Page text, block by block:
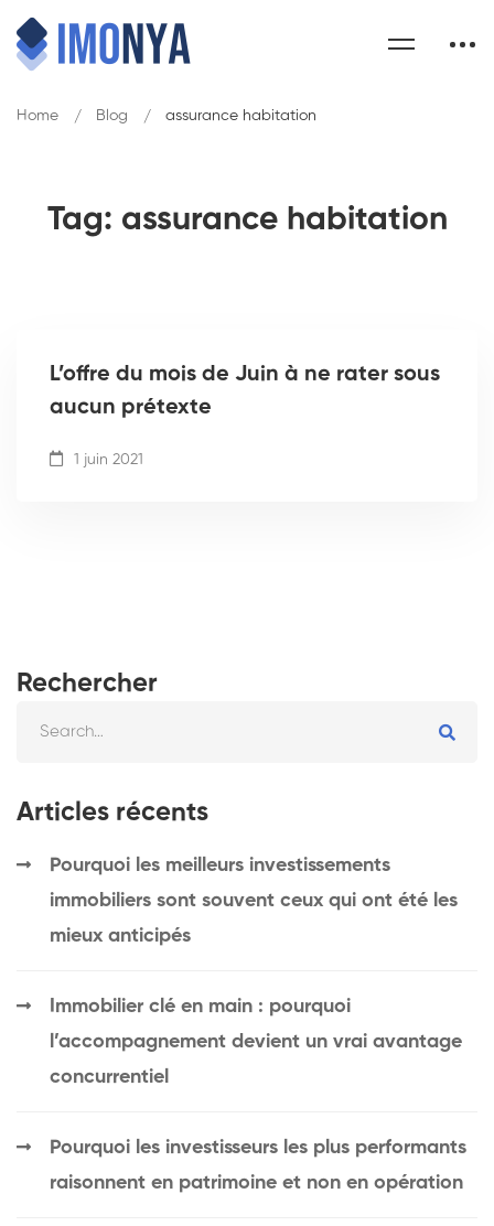
Tag: assurance habitation
Home Blog assurance habitation
L’offre du mois de Juin à ne rater sous
aucun prétexte
1 juin 2021
Rechercher
Articles récents
Pourquoi les meilleurs investissements
immobiliers sont souvent ceux qui ont été les
mieux anticipés
Immobilier clé en main : pourquoi
l’accompagnement devient un vrai avantage
concurrentiel
Pourquoi les investisseurs les plus performants
raisonnent en patrimoine et non en opération